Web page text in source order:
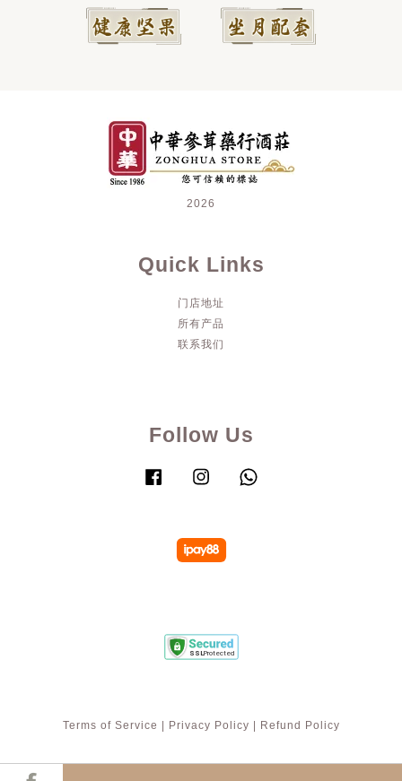
2026
Quick Links
门店地址
所有产品
联系我们
Follow Us
Facebook Instagram
Terms of Service Privacy Policy Refund Policy